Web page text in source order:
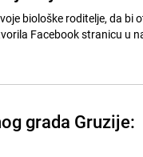
biološke roditelje, da bi
Facebook stranicu u
grada Gruzije: